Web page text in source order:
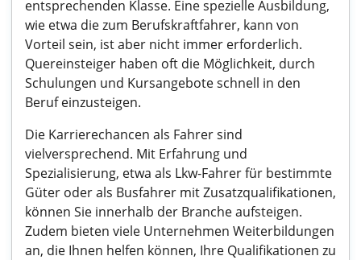
entsprechenden Klasse. Eine spezielle Ausbildung,
wie etwa die zum Berufskraftfahrer, kann von
Vorteil sein, ist aber nicht immer erforderlich.
Quereinsteiger haben oft die Möglichkeit, durch
Schulungen und Kursangebote schnell in den
Beruf einzusteigen.
Die Karrierechancen als Fahrer sind
vielversprechend. Mit Erfahrung und
Spezialisierung, etwa als Lkw-Fahrer für bestimmte
Güter oder als Busfahrer mit Zusatzqualifikationen,
können Sie innerhalb der Branche aufsteigen.
Zudem bieten viele Unternehmen Weiterbildungen
an, die Ihnen helfen können, Ihre Qualifikationen zu